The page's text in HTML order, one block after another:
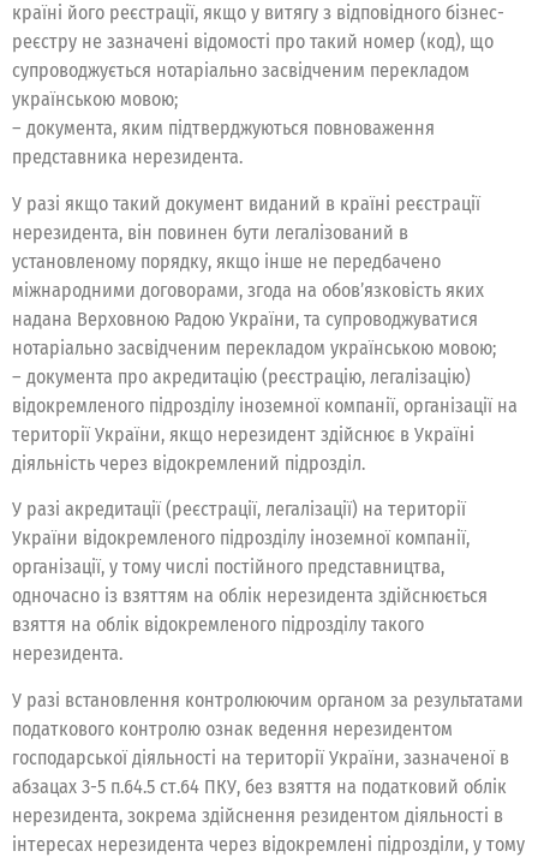
країні його реєстрації, якщо у витягу з відповідного бізнес-
реєстру не зазначені відомості про такий номер (код), що
супроводжується нотаріально засвідченим перекладом
українською мовою;
– документа, яким підтверджуються повноваження
представника нерезидента.
У разі якщо такий документ виданий в країні реєстрації
нерезидента, він повинен бути легалізований в
установленому порядку, якщо інше не передбачено
міжнародними договорами, згода на обов’язковість яких
надана Верховною Радою України, та супроводжуватися
нотаріально засвідченим перекладом українською мовою;
– документа про акредитацію (реєстрацію, легалізацію)
відокремленого підрозділу іноземної компанії, організації на
території України, якщо нерезидент здійснює в Україні
діяльність через відокремлений підрозділ.
У разі акредитації (реєстрації, легалізації) на території
України відокремленого підрозділу іноземної компанії,
організації, у тому числі постійного представництва,
одночасно із взяттям на облік нерезидента здійснюється
взяття на облік відокремленого підрозділу такого
нерезидента.
У разі встановлення контролюючим органом за результатами
податкового контролю ознак ведення нерезидентом
господарської діяльності на території України, зазначеної в
абзацах 3-5 п.64.5 ст.64 ПКУ, без взяття на податковий облік
нерезидента, зокрема здійснення резидентом діяльності в
інтересах нерезидента через відокремлені підрозділи, у тому